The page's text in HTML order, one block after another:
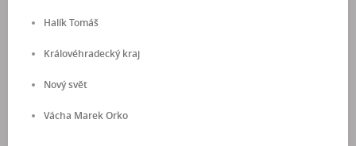
Halík Tomáš
Královéhradecký kraj
Nový svět
Vácha Marek Orko